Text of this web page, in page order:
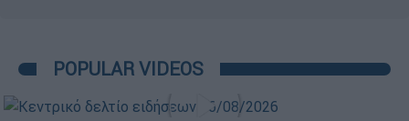
POPULAR VIDEOS